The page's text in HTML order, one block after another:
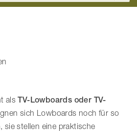
alsTV-Lowboards oder TV-
sich Lowboards noch für so
sie stellen eine praktische